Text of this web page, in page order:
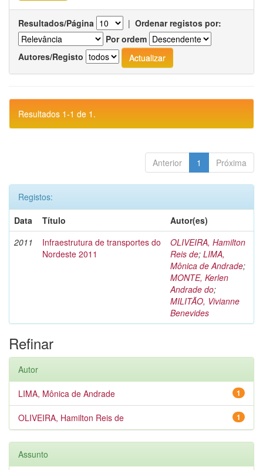
Resultados/Página | Ordenar registos por:
Por ordem
Autores/Registo
Resultados 1-1 de 1.
Anterior 1 Próxima
Registos:
Data
Título
Autor(es)
2011
Infraestrutura de transportes do
Nordeste 2011
OLIVEIRA, Hamilton
Reis de; LIMA,
Mônica de Andrade;
MONTE, Kerlen
Andrade do;
MILITÃO, Vivianne
Benevides
Refinar
Autor
1
LIMA, Mônica de Andrade
1
OLIVEIRA, Hamilton Reis de
Assunto